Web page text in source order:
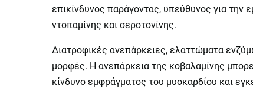
επικίνδυνος παράγοντας, υπεύθυνος για την
ντοπαμίνης και σεροτονίνης.
Διατροφικές ανεπάρκειες, ελαττώματα
μορφές. Η ανεπάρκεια της κοβαλαμίνης
κίνδυνο εμφράγματος του μυοκαρδίου και